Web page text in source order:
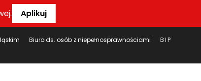
Aplikuj
Biuro ds. osób z niepełnosprawnościami
BIP